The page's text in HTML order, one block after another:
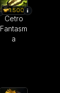
1.500
Cetro
Fantasm
a